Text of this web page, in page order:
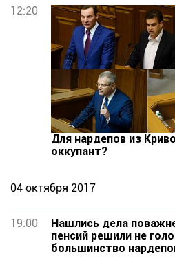
12:20
Для нардепов из
оккупант?
04 октября 2017
19:00
Нашлись дела
пенсий решили не
большинство